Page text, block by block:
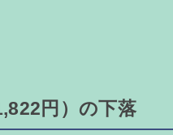
円）の下落